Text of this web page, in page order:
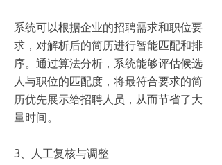
系统可以根据企业的招聘需求和职位要
求，对解析后的简历进行智能匹配和排
序。通过算法分析，系统能够评估候选
人与职位的匹配度，将最符合要求的简
历优先展示给招聘人员，从而节省了大
量时间。
3、人工复核与调整